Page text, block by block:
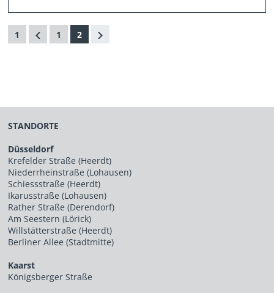
1 1 2
STANDORTE
Düsseldorf
Krefelder Straße (Heerdt)
Niederrheinstraße (Lohausen)
Schiessstraße (Heerdt)
Ikarusstraße (Lohausen)
Rather Straße (Derendorf)
Am Seestern (Lörick)
Willstätterstraße (Heerdt)
Berliner Allee (Stadtmitte)
Kaarst
Königsberger Straße